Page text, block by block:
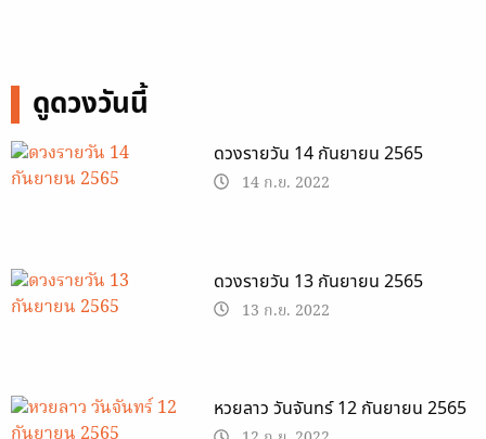
ดูดวงวันนี้
ดวงรายวัน 14 กันยายน 2565
14 ก.ย. 2022
ดวงรายวัน 13 กันยายน 2565
13 ก.ย. 2022
หวยลาว วันจันทร์ 12 กันยายน 2565